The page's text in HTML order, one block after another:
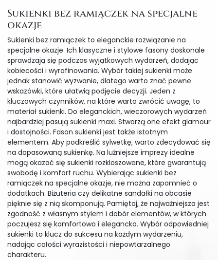
Sukienki bez ramiączek na specjalne
okazje
Sukienki bez ramiączek to eleganckie rozwiązanie na
specjalne okazje. Ich klasyczne i stylowe fasony doskonale
sprawdzają się podczas wyjątkowych wydarzeń, dodając
kobiecości i wyrafinowania. Wybór takiej sukienki może
jednak stanowić wyzwanie, dlatego warto znać pewne
wskazówki, które ułatwią podjęcie decyzji. Jeden z
kluczowych czynników, na które warto zwrócić uwagę, to
materiał sukienki. Do eleganckich, wieczorowych wydarzeń
najbardziej pasują sukienki maxi. Stworzą one efekt glamour
i dostojności. Fason sukienki jest także istotnym
elementem. Aby podkreślić sylwetkę, warto zdecydować się
na dopasowaną sukienkę. Na luźniejsze imprezy idealne
mogą okazać się sukienki rozkloszowane, które gwarantują
swobodę i komfort ruchu. Wybierając sukienki bez
ramiączek na specjalne okazje, nie można zapomnieć o
dodatkach. Biżuteria czy delikatne sandałki na obcasie
pięknie się z nią skomponują. Pamiętaj, że najważniejsza jest
zgodność z własnym stylem i dobór elementów, w których
poczujesz się komfortowo i elegancko. Wybór odpowiedniej
sukienki to klucz do sukcesu na każdym wydarzeniu,
nadając całości wyrazistości i niepowtarzalnego
charakteru.